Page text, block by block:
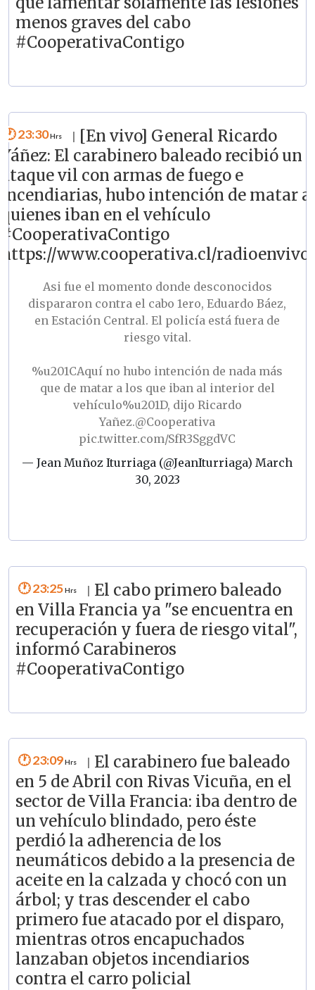
menos graves del cabo
#CooperativaContigo
23:30
[En vivo] General Ricardo
Yáñez: El carabinero baleado recibió un
ataque vil con armas de fuego e
incendiarias, hubo intención de matar a
quienes iban en el vehículo
#CooperativaContigo
https://www.cooperativa.cl/radioenvivo/
Asi fue el momento donde desconocidos
dispararon contra el cabo 1ero, Eduardo Báez,
en Estación Central. El policía está fuera de
riesgo vital.
%u201CAquí no hubo intención de nada más
que de matar a los que iban al interior del
vehículo%u201D, dijo Ricardo
Yañez.@Cooperativa
pic.twitter.com/SfR3SggdVC
— Jean Muñoz Iturriaga (@JeanIturriaga) March
30, 2023
23:25
El cabo primero baleado
en Villa Francia ya "se encuentra en
recuperación y fuera de riesgo vital",
informó Carabineros
#CooperativaContigo
23:09
El carabinero fue baleado
en 5 de Abril con Rivas Vicuña, en el
sector de Villa Francia: iba dentro de
un vehículo blindado, pero éste
perdió la adherencia de los
neumáticos debido a la presencia de
aceite en la calzada y chocó con un
árbol; y tras descender el cabo
primero fue atacado por el disparo,
mientras otros encapuchados
lanzaban objetos incendiarios
contra el carro policial